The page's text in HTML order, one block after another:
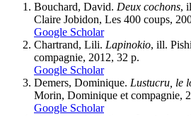
Bouchard, David. Deux cochons,
Claire Jobidon, Les 400 coups,
Google Scholar
Chartrand, Lili. Lapinokio, ill.
compagnie, 2012, 32 p.
Google Scholar
Demers, Dominique. Lustucru, le
Morin, Dominique et compagnie,
Google Scholar